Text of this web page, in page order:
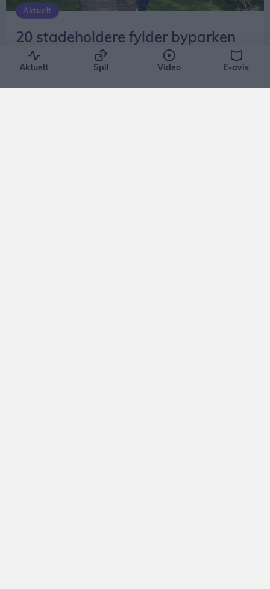
Aktuelt
20 stadeholdere fylder byparken
med blomster og haveliv
Emilie Nesheim Shaw
Aktuelt Spil Video E-avis